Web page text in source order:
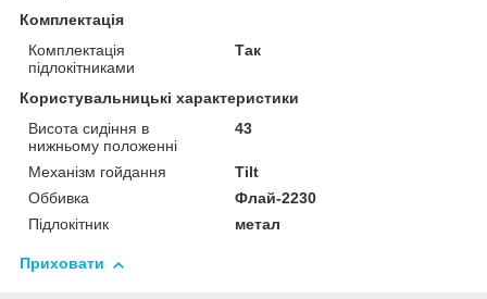
Комплектація
Комплектація
підлокітниками
Так
Користувальницькі характеристики
Висота сидіння в
нижньому положенні
43
Механізм гойдання
Tilt
Оббивка
Флай-2230
Підлокітник
метал
Приховати